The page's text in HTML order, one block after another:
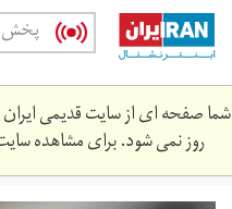
Skip
main
content
پخش
شما صفحه ای از سایت قدیمی ایران
روز نمی شود. برای مشاهده